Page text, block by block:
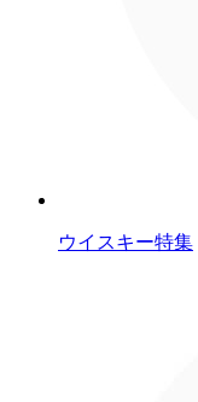
ウイスキー特集